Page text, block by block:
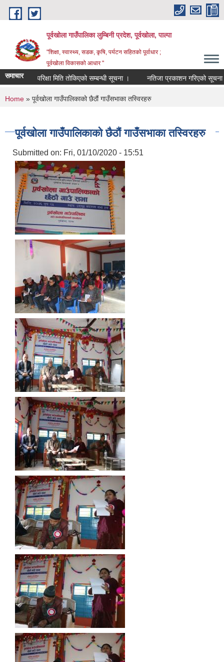
Skip to main content
पूर्वखोला गाउँपालिका लुम्बिनी प्रदेश, पूर्वखोला, पाल्पा
"शिक्षा, स्वास्थ्य, सडक, कृषि, पर्यटन सहितको पूर्वाधार ;
पूर्वखोला विकासको आधार "
समाचारपरिक्षा मिति तोकिएको सम्बन्धी सूचना । नतिजा प्रकाशन गरिएको सूचना ।
You are here
Home » पूर्वखोला गाउँपालिकाको छैठौं गाउँसभाका तस्विरहरु
पूर्वखोला गाउँपालिकाको छैठौं गाउँसभाका तस्विरहरु
Submitted on: Fri, 01/10/2020 - 15:51